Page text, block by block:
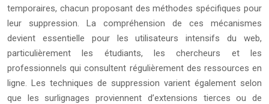
temporaires, chacun proposant des méthodes spécifiques pour
leur suppression. La compréhension de ces mécanismes
devient essentielle pour les utilisateurs intensifs du web,
particulièrement les étudiants, les chercheurs et les
professionnels qui consultent régulièrement des ressources en
ligne. Les techniques de suppression varient également selon
que les surlignages proviennent d’extensions tierces ou de